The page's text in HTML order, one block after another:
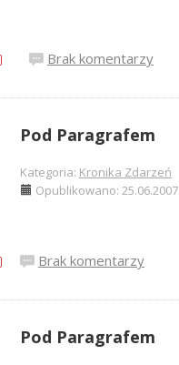
Brak komentarzy
Pod Paragrafem
Kategoria: Kronika Zdarzeń
Opublikowano: 25.06.2007
Brak komentarzy
Pod Paragrafem